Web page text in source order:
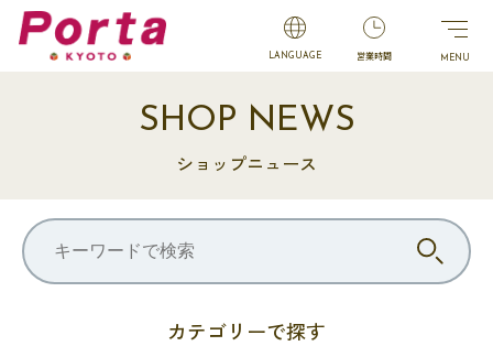
LANGUAGE 営業時間
SHOP NEWS
ショップニュース
カテゴリーで探す